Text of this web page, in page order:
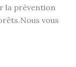
la prévention
vous